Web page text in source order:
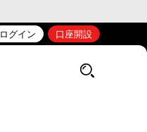
ログイン 口座開設